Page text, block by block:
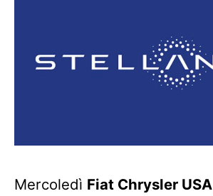
Mercoledì Fiat Chrysler USA